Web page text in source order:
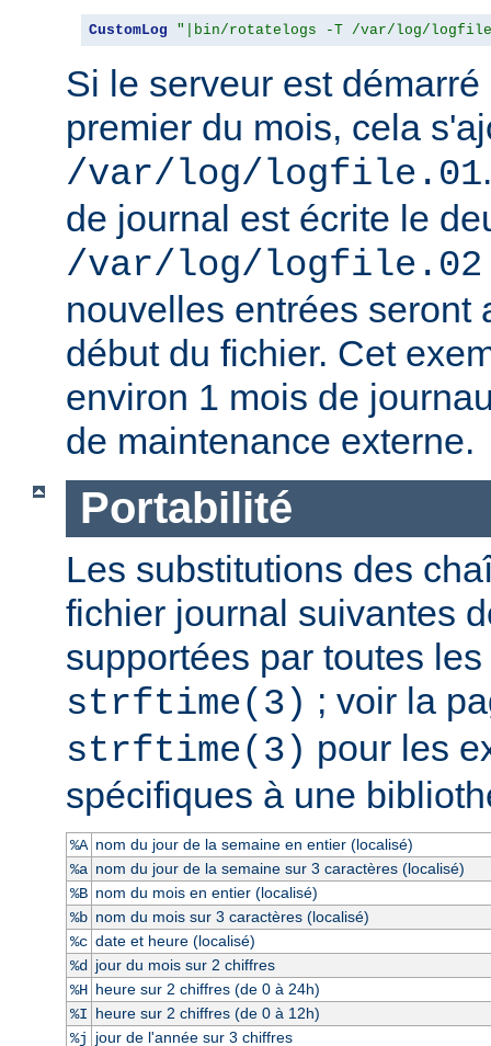
CustomLog "|bin/rotatelogs -T /var/log/
Si le serveur est
premier du mois, cela
/var/log/logfile.01
de journal est écrite le
/var/log/logfile.02
nouvelles entrées seront
début du fichier. Cet
environ 1 mois de
de maintenance externe.
Portabilité
Les substitutions des
fichier journal suivantes
supportées par toutes
strftime(3) ; voir la
strftime(3) pour les
spécifiques à une
%A nom du jour de la semaine en entier (localisé)
%a nom du jour de la semaine sur 3 caractères (localisé)
%B nom du mois en entier (localisé)
%b nom du mois sur 3 caractères (localisé)
%c date et heure (localisé)
%d
jour du mois sur 2 chiffres
%H heure sur 2 chiffres (de 0 à 24h)
%I heure sur 2 chiffres (de 0 à 12h)
%j
jour de l'année sur 3 chiffres